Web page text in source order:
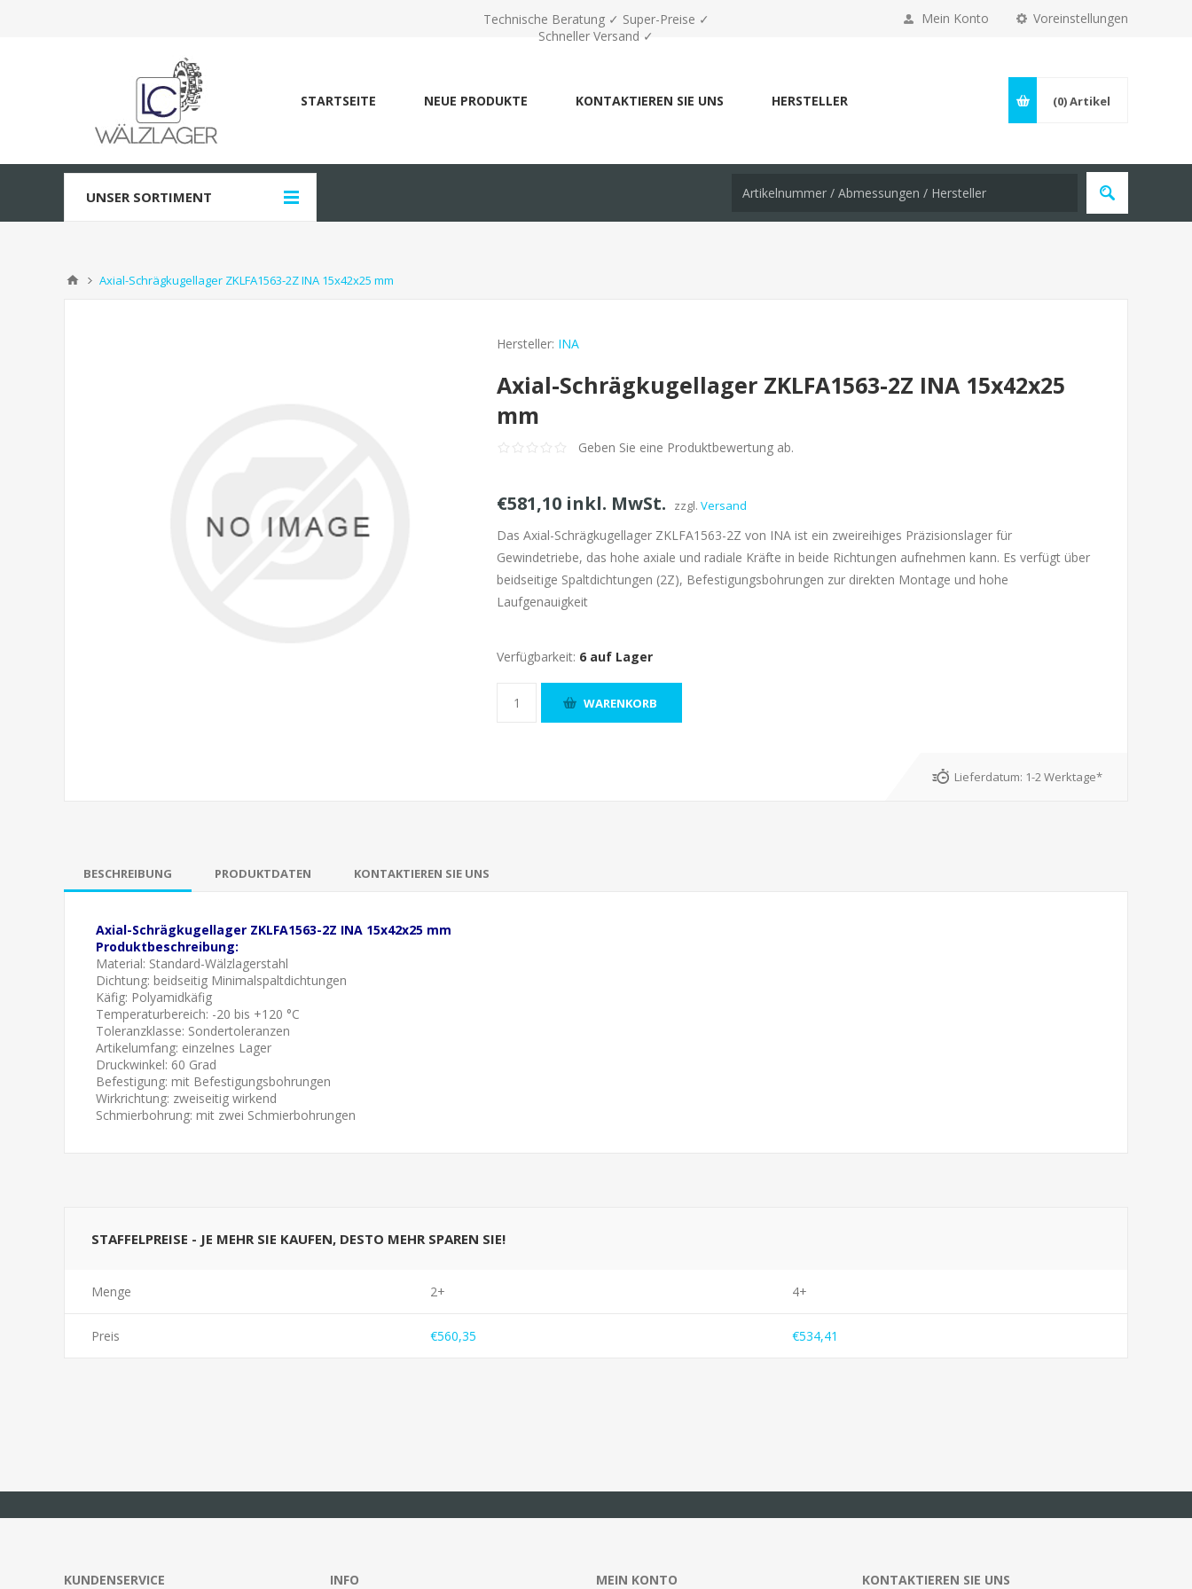
Technische Beratung ✓ Super-Preise ✓
Schneller Versand ✓
Voreinstellungen
Mein Konto
STARTSEITE NEUE PRODUKTE KONTAKTIEREN SIE UNS HERSTELLER (0)Artikel
UNSER SORTIMENT
Axial-Schrägkugellager ZKLFA1563-2Z INA 15x42x25 mm
Hersteller: INA
Axial-Schrägkugellager ZKLFA1563-2Z INA 15x42x25
mm
Geben Sie eine Produktbewertung ab.
€581,10 inkl. MwSt. zzgl.Versand
Das Axial-Schrägkugellager ZKLFA1563-2Z von INA ist ein zweireihiges Präzisionslager für
Gewindetriebe, das hohe axiale und radiale Kräfte in beide Richtungen aufnehmen kann. Es verfügt über
beidseitige Spaltdichtungen (2Z), Befestigungsbohrungen zur direkten Montage und hohe
Laufgenauigkeit
Verfügbarkeit: 6 auf Lager
Lieferdatum: 1-2 Werktage*
BESCHREIBUNG PRODUKTDATEN KONTAKTIEREN SIE UNS
Axial-Schrägkugellager ZKLFA1563-2Z INA 15x42x25 mm
Produktbeschreibung:
Material: Standard-Wälzlagerstahl
Dichtung: beidseitig Minimalspaltdichtungen
Käfig: Polyamidkäfig
Temperaturbereich: -20 bis +120 °C
Toleranzklasse: Sondertoleranzen
Artikelumfang: einzelnes Lager
Druckwinkel: 60 Grad
Befestigung: mit Befestigungsbohrungen
Wirkrichtung: zweiseitig wirkend
Schmierbohrung: mit zwei Schmierbohrungen
STAFFELPREISE - JE MEHR SIE KAUFEN, DESTO MEHR SPAREN SIE!
Menge 2+ 4+
Preis €560,35 €534,41
KUNDENSERVICE INFO MEIN KONTO KONTAKTIEREN SIE UNS